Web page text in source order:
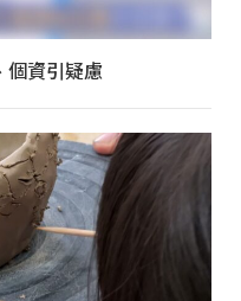
個資引疑慮